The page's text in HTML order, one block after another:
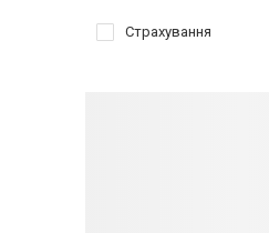
Страхування